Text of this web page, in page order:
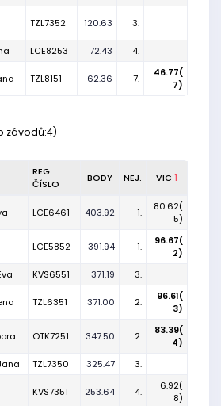
TZL7352 120.63 3.
LCE8253 72.43 4.
TZL8151 62.36 7.
46.77(
7)
závodů:4)
REG.
ČÍSLO
BODY NEJ. VIC 1
LCE6461 403.92 1.
80.62(
5)
LCE5852 391.94 1.
96.67(
2)
KVS6551 371.19 3.
TZL6351 371.00 2.
96.61(
3)
OTK7251 347.50 2.
83.39(
4)
TZL7350 325.47 3.
KVS7351 253.64 4.
6.92(
8)